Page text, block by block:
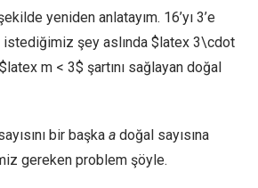
yeniden anlatayım. 16’yı 3’e
istediğimiz şey aslında $latex 3\cdot
m < 3$ şartını sağlayan doğal
bir başka a doğal sayısına
gereken problem şöyle.